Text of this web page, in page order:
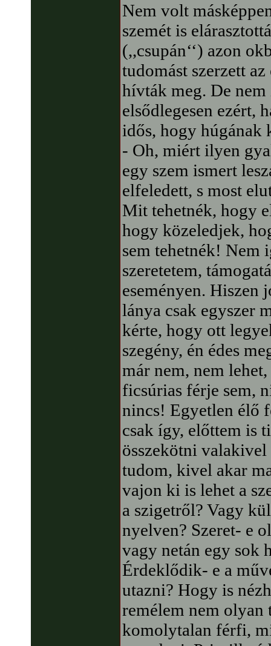
Nem volt
szemét is
(,,csupán‘‘) azon
tudomást szerzett
hívták meg. De
elsődlegesen ezért,
idős, hogy húgának
- Oh, miért ilyen
egy szem ismert
elfeledett, s most
Mit tehetnék, hogy
hogy közeledjek,
sem tehetnék! Nem
szeretetem,
eseményen. Hiszen
lánya csak egyszer
kérte, hogy ott
szegény, én édes
már nem, nem
ficsúrias férje sem,
nincs! Egyetlen élő
csak így, előttem is
összekötni valakivel
tudom, kivel akar
vajon ki is lehet a
a szigetről? Vagy
nyelven? Szeret- e
vagy netán egy sok
Érdeklődik- e a
utazni? Hogy is
remélem nem olyan
komolytalan férfi,